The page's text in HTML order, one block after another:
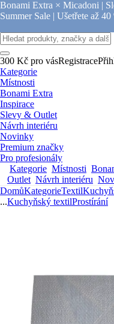
Bonami Extra × Micadoni |
Summer Sale | Ušetřete až
300 Kč pro vásRegistrace
Kategorie
Místnosti
Bonami Extra
Inspirace
Slevy & Outlet
Návrh interiéru
Novinky
Premium značky
Pro profesionály
Kategorie Místnosti
Outlet Návrh interiéru
DomůKategorieTextil
...Kuchyňský textilProstírání